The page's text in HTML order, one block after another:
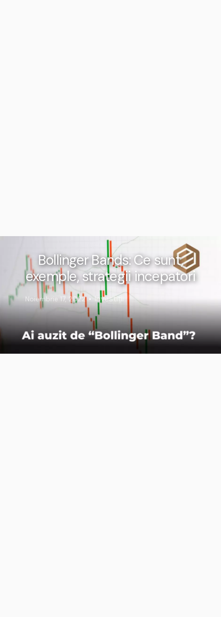
Bollinger Bands: Ce sunt,
exemple, strategii incepatori
Noiembrie 17, 2022 Investiții